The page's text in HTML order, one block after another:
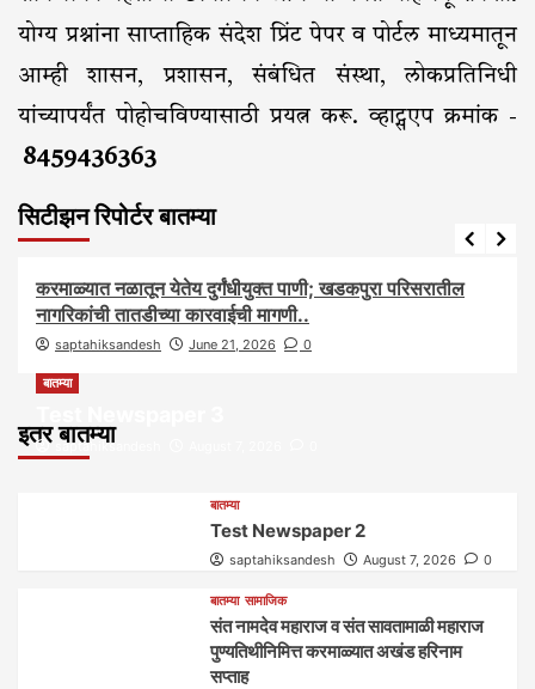
योग्य प्रश्नांना साप्ताहिक संदेश प्रिंट पेपर व पोर्टल माध्यमातून
आम्ही शासन, प्रशासन, संबंधित संस्था, लोकप्रतिनिधी
यांच्यापर्यंत पोहोचविण्यासाठी प्रयत्न करू. व्हाट्सएप क्रमांक -
8459436363
सिटीझन रिपोर्टर बातम्या
आरोग्य आवाज जनतेचा बातम्या
करमाळ्यात नळातून येतेय दुर्गंधीयुक्त पाणी; खडकपुरा परिसरातील
नागरिकांची तातडीच्या कारवाईची मागणी..
saptahiksandesh June 21, 2026 0
इतर बातम्या
बातम्या
saptahiksandesh
बातम्या
Test Newspaper 2
saptahiksandesh August 7, 2026 0
बातम्या सामाजिक
संत नामदेव महाराज व संत सावतामाळी महाराज
पुण्यतिथीनिमित्त करमाळ्यात अखंड हरिनाम
सप्ताह